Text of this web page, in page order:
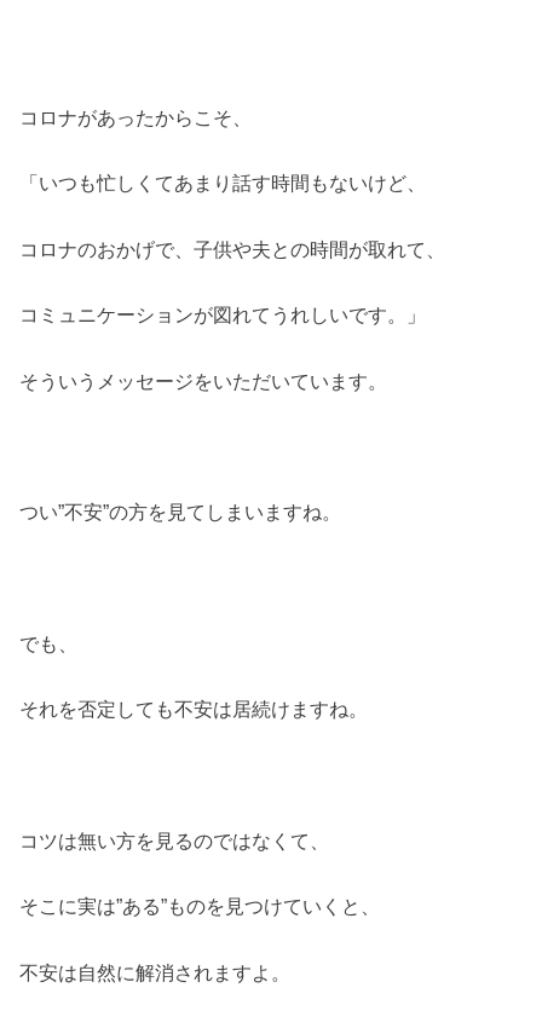
コロナがあったからこそ、
「いつも忙しくてあまり話す時間もないけど、
コロナのおかげで、子供や夫との時間が取れて、
コミュニケーションが図れてうれしいです。」
そういうメッセージをいただいています。
つい”不安”の方を見てしまいますね。
でも、
それを否定しても不安は居続けますね。
コツは無い方を見るのではなくて、
そこに実は”ある”ものを見つけていくと、
不安は自然に解消されますよ。